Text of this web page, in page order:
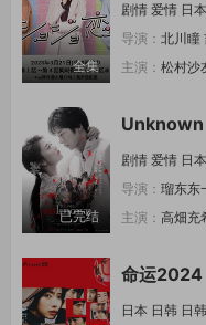
全集
剧情 爱情 日本
导演： 北川瞳
主演： 松村沙
已完结
Unknown
剧情 爱情 日本
导演： 瑠东东
主演： 高畑充
命运2024
日本 日韩 日